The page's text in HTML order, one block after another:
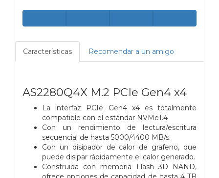
Características Recomendar a un amigo
AS2280Q4X M.2 PCIe Gen4 x4
La interfaz PCIe Gen4 x4 es totalmente
compatible con el estándar NVMe1.4
Con un rendimiento de lectura/escritura
secuencial de hasta 5000/4400 MB/s.
Con un disipador de calor de grafeno, que
puede disipar rápidamente el calor generado.
Construida con memoria Flash 3D NAND,